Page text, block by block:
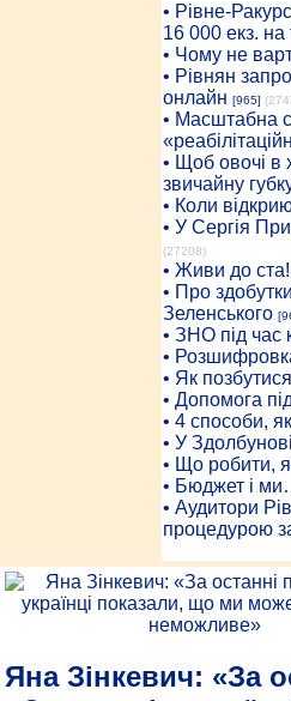
• Рiвне-
16 000 екз.
• Чому не
• Рівнян
онлайн [965]
• Масштабна
• Щоб овочі в
звичайну
• Коли
• У Сергія
(27208)
• Живи до ста!
• Про
Зеленського
• ЗНО під час
•
• Як
• Допомога
• 4 способи,
• У
• Що робити,
• Бюджет і
• Аудитори
процедурою
Яна Зінкевич: «За